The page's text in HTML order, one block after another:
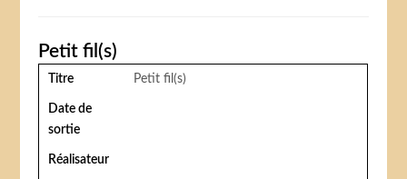
Petit fil(s)
Titre Petit fil(s)
Date de
sortie
Réalisateur